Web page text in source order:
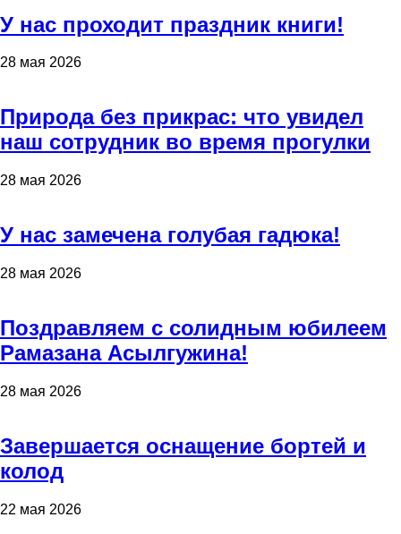
У нас проходит праздник книги!
28 мая 2026
Природа без прикрас: что увидел
наш сотрудник во время прогулки
28 мая 2026
У нас замечена голубая гадюка!
28 мая 2026
Поздравляем с солидным юбилеем
Рамазана Асылгужина!
28 мая 2026
Завершается оснащение бортей и
колод
22 мая 2026